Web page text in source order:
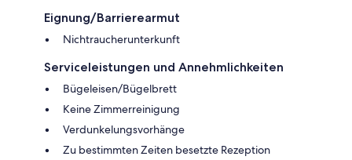
Eignung/Barrierearmut
Nichtraucherunterkunft
Serviceleistungen und Annehmlichkeiten
Bügeleisen/Bügelbrett
Keine Zimmerreinigung
Verdunkelungsvorhänge
Zu bestimmten Zeiten besetzte Rezeption